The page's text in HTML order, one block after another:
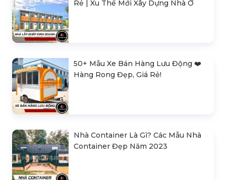
Rẻ | Xu Thế Mới Xây Dựng Nhà Ở
50+ Mẫu Xe Bán Hàng Lưu Động ❤️️
Hàng Rong Đẹp, Giá Rẻ!
Nhà Container Là Gì? Các Mẫu Nhà
Container Đẹp Năm 2023